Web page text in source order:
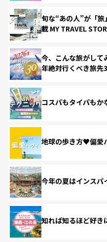
旬な“あの人”が「
載 MY TRAVEL
今、こんな旅がして
年絶対行くべき旅先
コスパもタイパもか
地球の歩き方♥偏愛
今年の夏はインスパ
知れば知るほど好き